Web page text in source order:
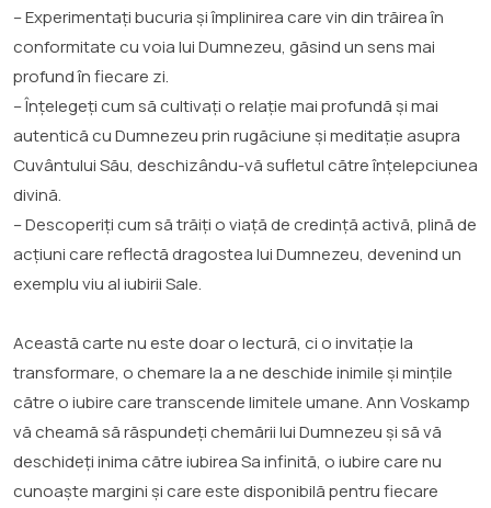
– Experimentați bucuria și împlinirea care vin din trăirea în
conformitate cu voia lui Dumnezeu, găsind un sens mai
profund în fiecare zi.
– Înțelegeți cum să cultivați o relație mai profundă și mai
autentică cu Dumnezeu prin rugăciune și meditație asupra
Cuvântului Său, deschizându-vă sufletul către înțelepciunea
divină.
– Descoperiți cum să trăiți o viață de credință activă, plină de
acțiuni care reflectă dragostea lui Dumnezeu, devenind un
exemplu viu al iubirii Sale.
Această carte nu este doar o lectură, ci o invitație la
transformare, o chemare la a ne deschide inimile și mințile
către o iubire care transcende limitele umane. Ann Voskamp
vă cheamă să răspundeți chemării lui Dumnezeu și să vă
deschideți inima către iubirea Sa infinită, o iubire care nu
cunoaște margini și care este disponibilă pentru fiecare